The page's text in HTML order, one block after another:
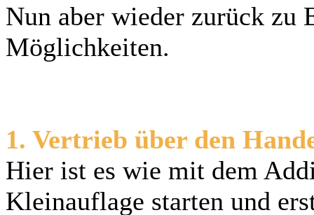
Nun aber wieder zurück zu
Möglichkeiten.
1. Vertrieb über den
Hier ist es wie mit dem
Kleinauflage starten und